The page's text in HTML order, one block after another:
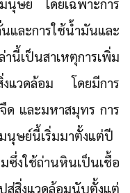
นุษย์ โดยเฉพาะการ
และการใช้น้ำมันและ
นี้เป็นสาเหตุการเพิ่ม
งแวดล้อม โดยมีการ
ด และมหาสมุทร การ
นุษย์นี้เริ่มมาตั้งแต่ปี
งใช้ถ่านหินเป็นเชื้อ
สู่สิ่งแวดล้อมนับตั้งแต่